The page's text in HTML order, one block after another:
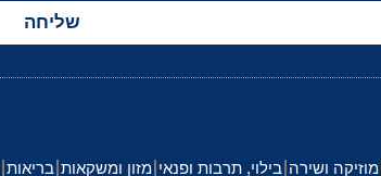
שליחה
מוזיקה ושירה בילוי, תרבות ופנאי מזון ומשקאות בריאות